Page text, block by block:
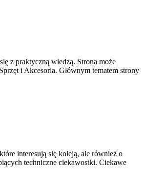
z praktyczną wiedzą. Strona może
i Akcesoria. Głównym tematem strony
interesują się koleją, ale również o
techniczne ciekawostki. Ciekawe